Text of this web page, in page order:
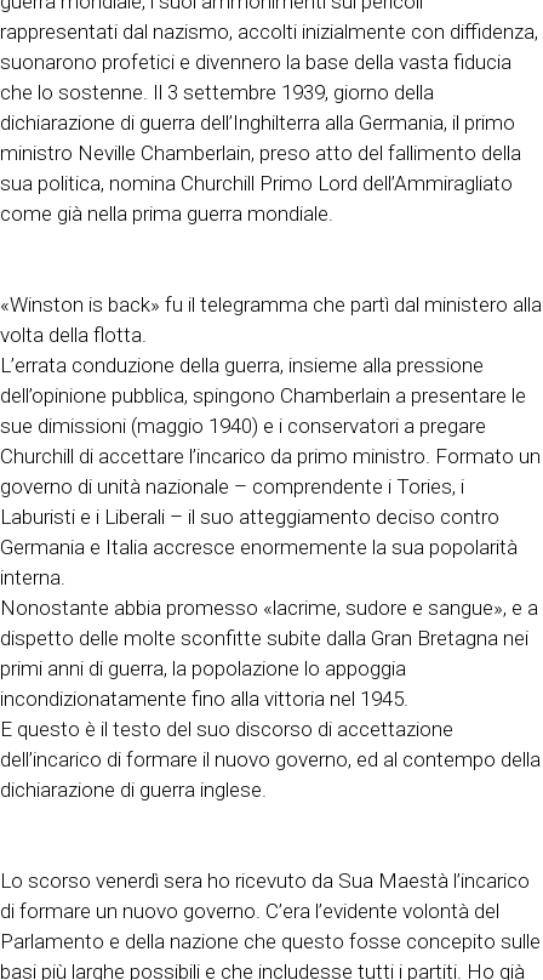
rappresentati dal nazismo, accolti inizialmente con diffidenza,
suonarono profetici e divennero la base della vasta fiducia
che lo sostenne. Il 3 settembre 1939, giorno della
dichiarazione di guerra dell’Inghilterra alla Germania, il primo
ministro Neville Chamberlain, preso atto del fallimento della
sua politica, nomina Churchill Primo Lord dell’Ammiragliato
come già nella prima guerra mondiale.
«Winston is back» fu il telegramma che partì dal ministero alla
volta della flotta.
L’errata conduzione della guerra, insieme alla pressione
dell’opinione pubblica, spingono Chamberlain a presentare le
sue dimissioni (maggio 1940) e i conservatori a pregare
Churchill di accettare l’incarico da primo ministro. Formato un
governo di unità nazionale – comprendente i Tories, i
Laburisti e i Liberali – il suo atteggiamento deciso contro
Germania e Italia accresce enormemente la sua popolarità
interna.
Nonostante abbia promesso «lacrime, sudore e sangue», e a
dispetto delle molte sconfitte subite dalla Gran Bretagna nei
primi anni di guerra, la popolazione lo appoggia
incondizionatamente fino alla vittoria nel 1945.
E questo è il testo del suo discorso di accettazione
dell’incarico di formare il nuovo governo, ed al contempo della
dichiarazione di guerra inglese.
Lo scorso venerdì sera ho ricevuto da Sua Maestà l’incarico
di formare un nuovo governo. C’era l’evidente volontà del
Parlamento e della nazione che questo fosse concepito sulle
basi più larghe possibili e che includesse tutti i partiti. Ho già